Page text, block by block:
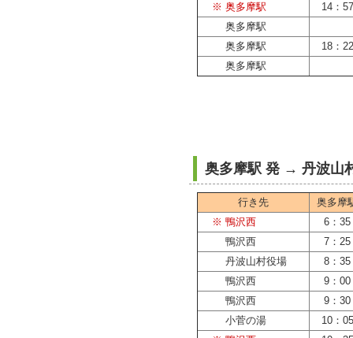
※ 奥多摩駅
14：57
奥多摩駅
奥多摩駅
18：22
奥多摩駅
奥多摩駅 発 → 丹波山
行き先
奥多摩
※ 鴨沢西
6：35
鴨沢西
7：25
丹波山村役場
8：35
鴨沢西
9：00
鴨沢西
9：30
小菅の湯
10：05